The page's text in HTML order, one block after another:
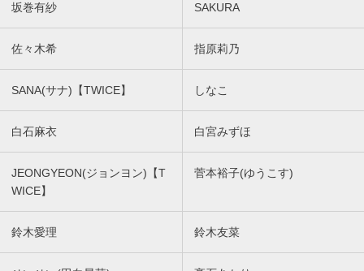
坂巻有紗 SAKURA
佐々木希 指原莉乃
SANA(サナ)【TWICE】 しなこ
白石麻衣 白宮みずほ
JEONGYEON(ジョンヨン)【T
WICE】
菅本裕子(ゆうこす)
鈴木愛理 鈴木友菜